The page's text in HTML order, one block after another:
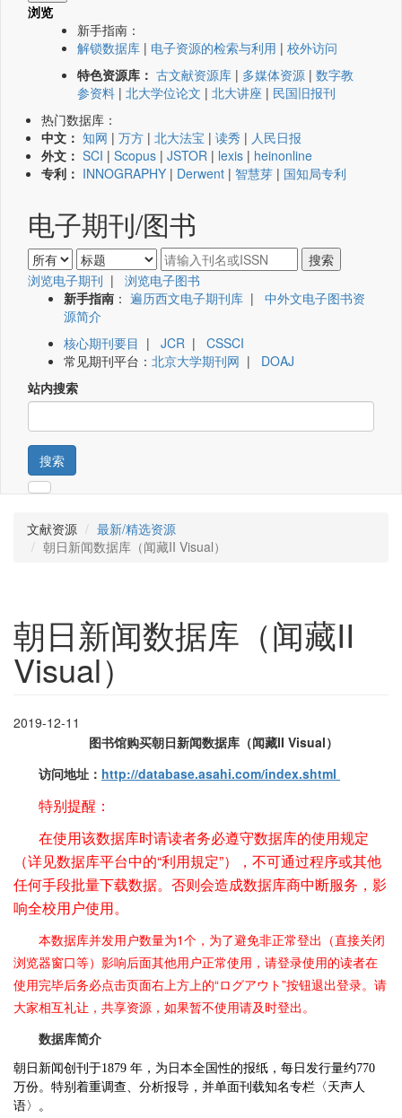
浏览
新手指南：
解锁数据库 | 电子资源的检索与利用 | 校外访问
特色资源库： 古文献资源库 | 多媒体资源 | 数字教
参资料 | 北大学位论文 | 北大讲座 | 民国旧报刊
热门数据库：
中文： 知网 | 万方 | 北大法宝 | 读秀 | 人民日报
外文： SCI | Scopus | JSTOR | lexis | heinonline
专利： INNOGRAPHY | Derwent | 智慧芽 | 国知局专利
电子期刊/图书
浏览电子期刊 | 浏览电子图书
新手指南 ： 遍历西文电子期刊库 | 中外文电子图书资
源简介
核心期刊要目 | JCR | CSSCI
常见期刊平台： 北京大学期刊网 | DOAJ
站内搜索
搜索
文献资源
最新/精选资源
朝日新闻数据库（闻藏II Visual）
朝日新闻数据库（闻藏II
Visual）
2019-12-11
图书馆购买朝日新闻数据库（闻藏II Visual）
访问地址： http://database.asahi.com/index.shtml
特别提醒：
在使用该数据库时请读者务必遵守数据库的使用规定
（详见数据库平台中的“利用規定”），不可通过程序或其他
任何手段批量下载数据。否则会造成数据库商中断服务，影
响全校用户使用。
本数据库并发用户数量为1个，为了避免非正常登出（直接关闭
浏览器窗口等）影响后面其他用户正常使用，请登录使用的读者在
使用完毕后务必点击页面右上方上的“ログアウト”按钮退出登录。请
大家相互礼让，共享资源，如果暂不使用请及时登出。
数据库简介
朝日新闻创刊于1879 年，为日本全国性的报纸，每日发行量约770
万份。特别着重调查、分析报导，并单面刊载知名专栏〈天声人
语〉。